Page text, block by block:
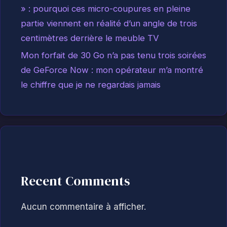
» : pourquoi ces micro-coupures en pleine
partie viennent en réalité d’un angle de trois
centimètres derrière le meuble TV
Mon forfait de 30 Go n’a pas tenu trois soirées
de GeForce Now : mon opérateur m’a montré
le chiffre que je ne regardais jamais
Recent Comments
Aucun commentaire à afficher.